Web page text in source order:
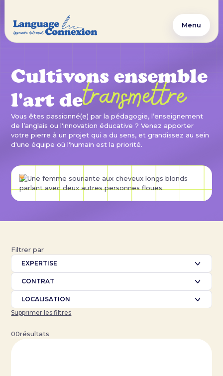
Menu
Cultivons ensemble
l'art detransmettre
Vous êtes passionné(e) par la pédagogie, l’enseignement
de l’anglais ou l'innovation éducative ? Venez apporter
votre pierre à un projet qui a du sens, et grandissez au sein
d'une équipe où l'humain est la priorité.
Filtrer par
EXPERTISE
CONTRAT
LOCALISATION
Supprimer les filtres
00résultats